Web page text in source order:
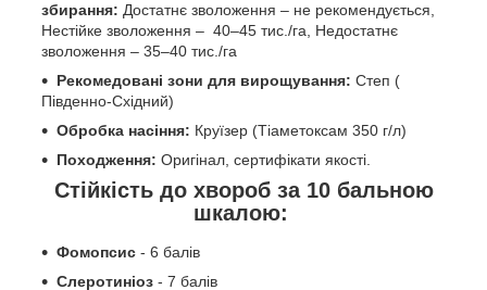
збирання: Достатнє зволоження – не рекомендується,
Нестійке зволоження – 40–45 тис./га, Недостатнє
зволоження – 35–40 тис./га
Рекомедовані зони для вирощування: Степ (
Південно-Східний)
Обробка насіння: Круїзер (Тіаметоксам 350 г/л)
Походження: Оригінал, сертифікати якості.
Стійкість до хвороб за 10 бальною
шкалою:
Фомопсис - 6 балів
Слеротиніоз - 7 балів